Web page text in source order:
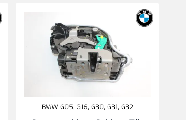
BMW G05, G16, G30, G31, G32